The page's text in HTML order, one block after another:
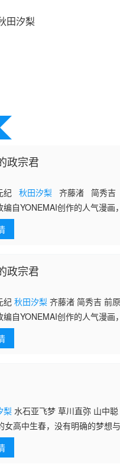
政宗君
纪秋田汐梨 齐藤渚 简秀吉
编自YONEMAI创作的人气漫
以为自己与交往了10年的恋人
政宗君
纪秋田汐梨 齐藤渚 简秀吉 前
编自YONEMAI创作的人气漫
以为自己与交往了10年的恋人
梨 水石亚飞梦 草川直弥 山中
女高中生春，没有明确的梦想
了一位来访的男生理央——他外
何被理央深深吸引，甚至一时
一起睡在同一张床上，也会